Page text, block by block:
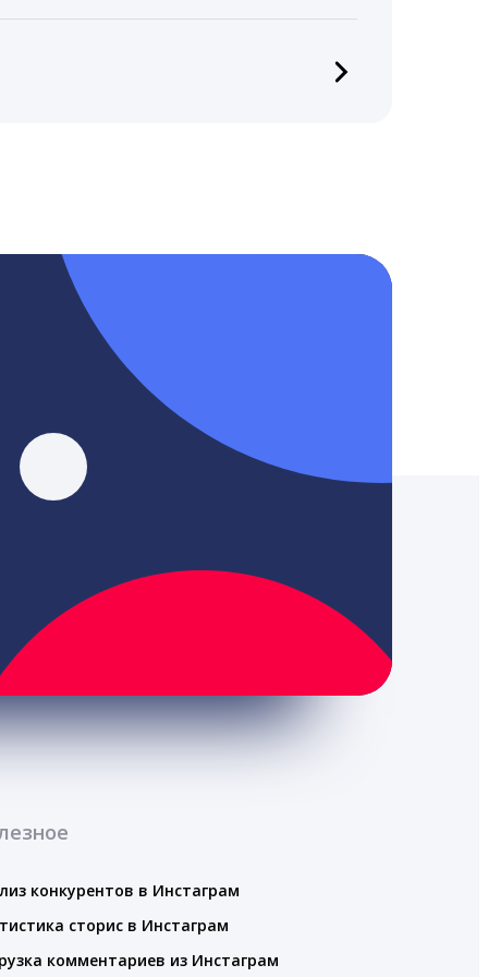
конкурентов в Инстаграм
сторис в Инстаграм
комментариев из Инстаграм